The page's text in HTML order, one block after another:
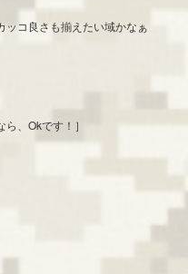
ッコ良さも揃えたい域かなぁ
、Okです！］